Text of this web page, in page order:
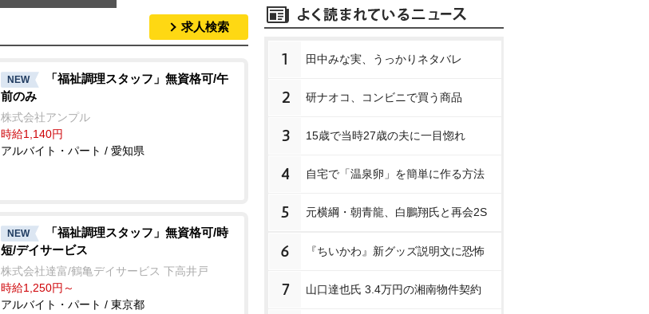
求人検索
NEW
「福祉調理スタッフ」無資格可/午
前のみ
株式会社アンプル
時給1,140円
アルバイト・パート / 愛知県
NEW
「福祉調理スタッフ」無資格可/時
短/デイサービス
株式会社達富/鶴亀デイサービス 下高井戸
時給1,250円～
アルバイト・パート / 東京都
1 田中みな実、うっかりネタバレ
2 研ナオコ、コンビニで買う商品
3 15歳で当時27歳の夫に一目惚れ
4 自宅で「温泉卵」を簡単に作る方法
5 元横綱・朝青龍、白鵬翔氏と再会2S
6 『ちいかわ』新グッズ説明文に恐怖
7 山口達也氏 3.4万円の湘南物件契約